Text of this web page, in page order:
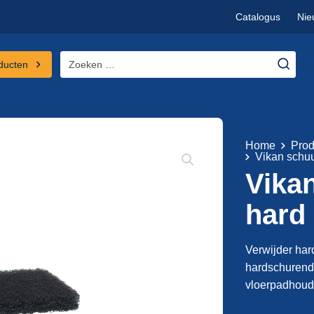
Catalogus
naar:
Home
Vikan
hard
Verwijder